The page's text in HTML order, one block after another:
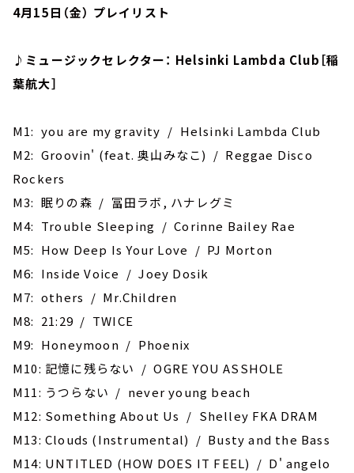
4月15日（金） プレイリスト
♪ミュージックセレクター： Helsinki Lambda Club［稲
葉航大］
M1: you are my gravity / Helsinki Lambda Club
M2: Groovin' (feat. 奥山みなこ) / Reggae Disco
Rockers
M3: 眠りの森 / 冨田ラボ, ハナレグミ
M4: Trouble Sleeping / Corinne Bailey Rae
M5: How Deep Is Your Love / PJ Morton
M6: Inside Voice / Joey Dosik
M7: others / Mr.Children
M8: 21:29 / TWICE
M9: Honeymoon / Phoenix
M10: 記憶に残らない / OGRE YOU ASSHOLE
M11: うつらない / never young beach
M12: Something About Us / Shelley FKA DRAM
M13: Clouds (Instrumental) / Busty and the Bass
M14: UNTITLED (HOW DOES IT FEEL) / D' angelo